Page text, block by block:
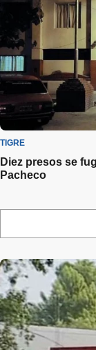
TIGRE
Diez presos se
Pacheco